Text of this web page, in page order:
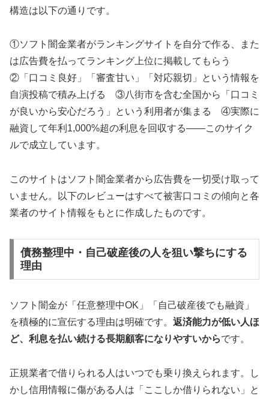
構造は以下の通りです。
①ソフト闇金業者がランキングサイトを自分で作る、また
は広告費を払ってランキング上位に掲載してもらう
②「口コミ良好」「審査甘い」「対応親切」という情報を
自演投稿で積み上げる ③八街市を含む全国から「口コミ
が良いから安心だろう」という利用者が集まる ④実際に
融資して年利1,000%超の利息を回収する——このサイク
ルで成立しています。
このサイトはソフト闇金業者から広告費を一切受け取って
いません。以下のレビューはすべて被害口コミの傾向と各
業者のサイト情報をもとに作成したものです。
債務整理中・自己破産後の人を狙い撃ちにする
理由
ソフト闇金が「任意整理中OK」「自己破産後でも融資」
を積極的に宣伝する理由は明確です。 返済能力が低い人ほ
ど、利息を払い続ける長期顧客になりやすいからです。
正規業者で借りられる人はいつでも乗り換えられます。し
かし信用情報に傷がある人は「ここしか借りられない」と